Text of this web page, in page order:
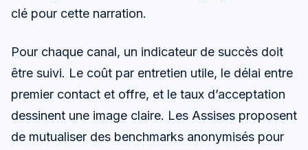
clé pour cette narration.
Pour chaque canal, un indicateur de succès doit
être suivi. Le coût par entretien utile, le délai entre
premier contact et offre, et le taux d’acceptation
dessinent une image claire. Les Assises proposent
de mutualiser des benchmarks anonymisés pour